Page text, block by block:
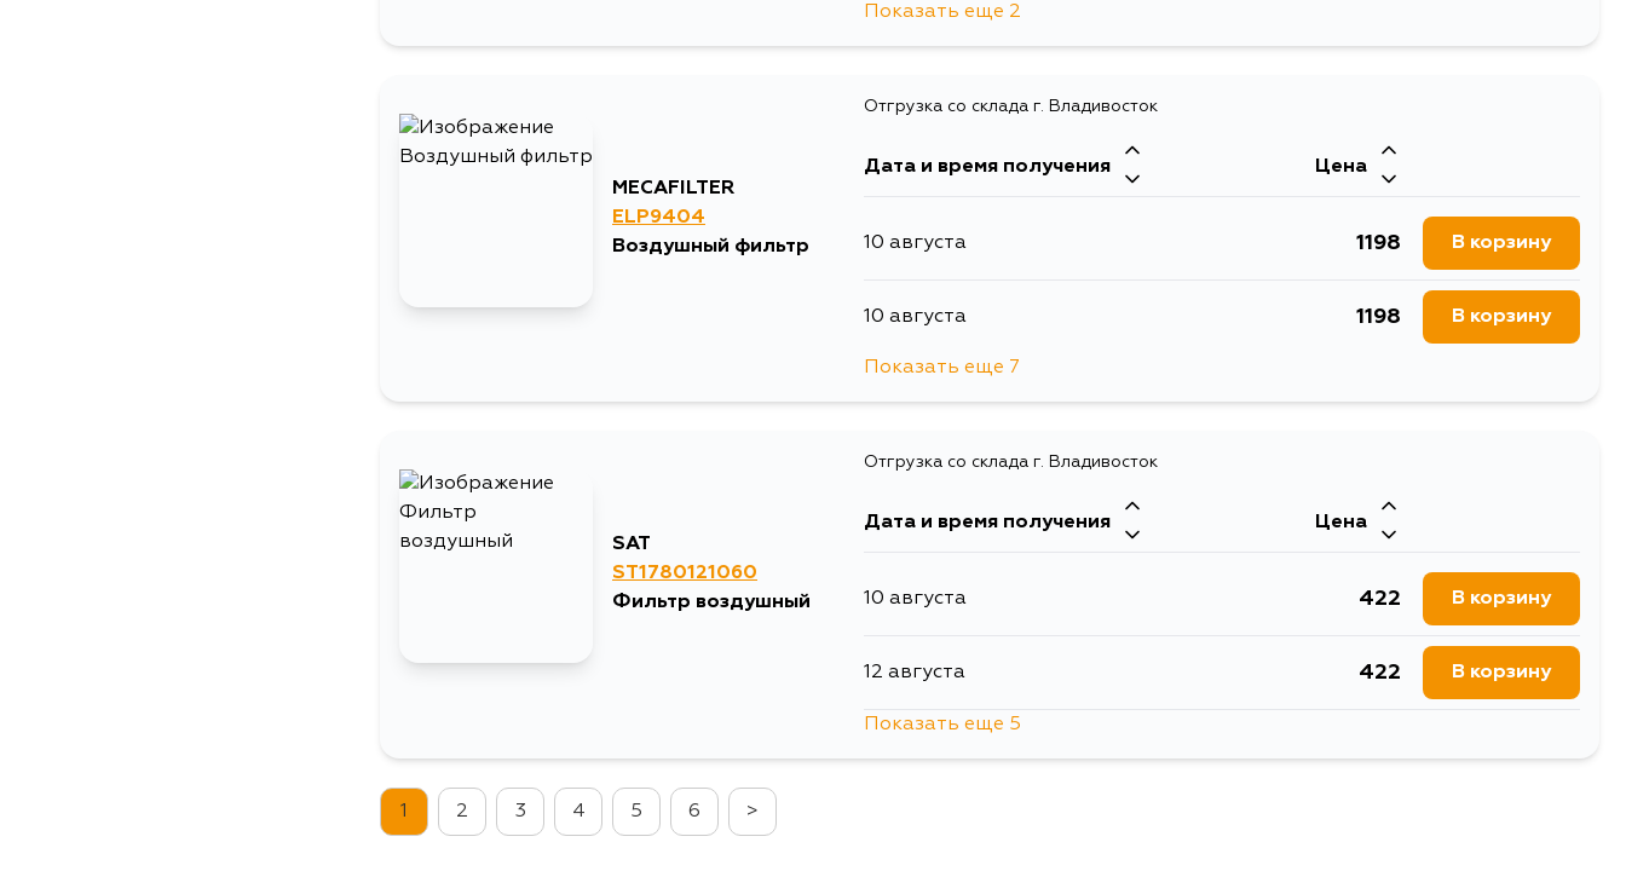
5 сентября
Показать еще 2
MECAFILTER
ELP9404
Воздушный фильтр
Отгрузка со склада г. Владивосток
Дата и время получения Цена
10 августа 1198 В корзину
10 августа 1198 В корзину
13 августа
15 августа 1198
15 августа 1422 В корзину
30 августа 1198 В корзину
1 сентября 1198 В корзину
Показать еще 7
SAT
ST1780121060
Фильтр воздушный
Отгрузка со склада г. Владивосток
Дата и время получения Цена
10 августа 422 В корзину
12 августа 422 В корзину
Показать еще 5
1 2 3 4 5 6 >